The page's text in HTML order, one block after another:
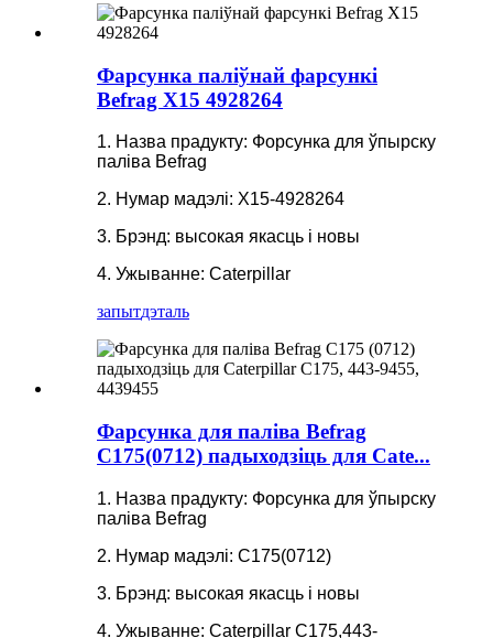
Фарсунка паліўнай фарсункі
Befrag X15 4928264
1. Назва прадукту: Форсунка для ўпырску
паліва Befrag
2. Нумар мадэлі: X15-4928264
3. Брэнд: высокая якасць і новы
4. Ужыванне: Caterpillar
запытдэталь
Фарсунка для паліва Befrag
C175(0712) падыходзіць для Cate...
1. Назва прадукту: Форсунка для ўпырску
паліва Befrag
2. Нумар мадэлі: C175(0712)
3. Брэнд: высокая якасць і новы
4. Ужыванне: Caterpillar C175,443-